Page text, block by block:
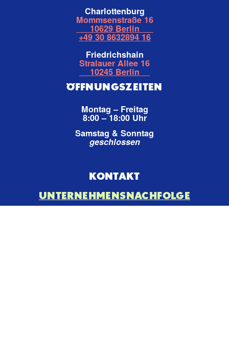
Charlottenburg
Mommsenstraße 16
10629 Berlin
+49 30 8632894 16
Friedrichshain
Stralauer Allee 16
10245 Berlin
ÖFFNUNGSZEITEN
Montag – Freitag
8:00 – 18:00 Uhr
Samstag & Sonntag
geschlossen
KONTAKT
UNTERNEHMENSNACHFOLGE